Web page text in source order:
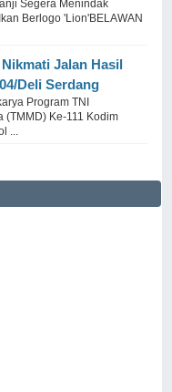
Segera Menindak
Berlogo 'Lion'BELAWAN
Jalan Hasil
Deli Serdang
Program TNI
(TMMD) Ke-111 Kodim
...